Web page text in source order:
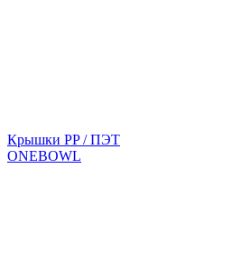
Крышки PP / ПЭТ
ONEBOWL